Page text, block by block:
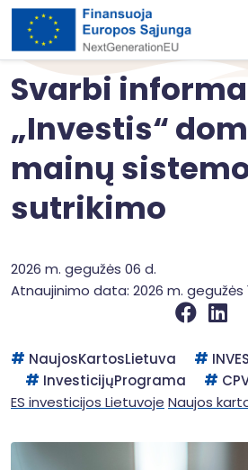
Svarbi
„Investis“
mainų
sutrikimo
2026 m. gegužės 06 d.
Atnaujinimo data: 2026 m. gegužės
NaujosKartosLietuva
InvesticijųPrograma
ES investicijos Lietuvoje Naujos